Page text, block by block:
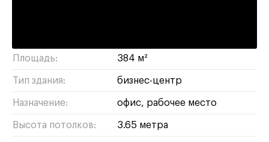
Площадь: 384 м²
Тип здания: бизнес-центр
Назначение: офис рабочее место
Высота потолков: 3.65 метра